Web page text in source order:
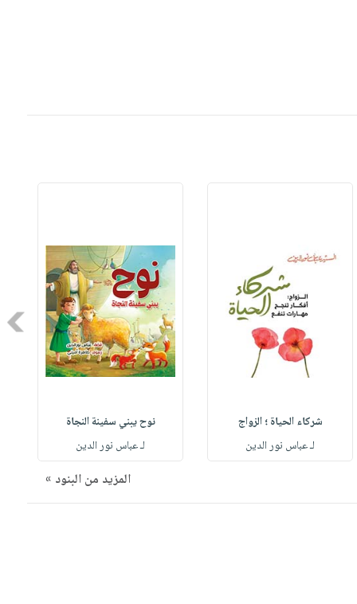
شركاء الحياة ؛ الزواج
لـ عباس نور الدين
نوح يبني سفينة النجاة
لـ عباس نور الدين
المزيد من البنود »